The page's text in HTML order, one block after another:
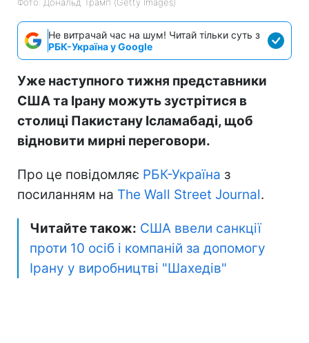
Не витрачай час на шум! Читай тільки суть з
РБК-Україна у Google
Уже наступного тижня представники
США та Ірану можуть зустрітися в
столиці Пакистану Ісламабаді, щоб
відновити мирні переговори.
Про це повідомляє РБК-Україна з
посиланням на The Wall Street Journal.
Читайте також: США ввели санкції
проти 10 осіб і компаній за допомогу
Ірану у виробництві "Шахедів"